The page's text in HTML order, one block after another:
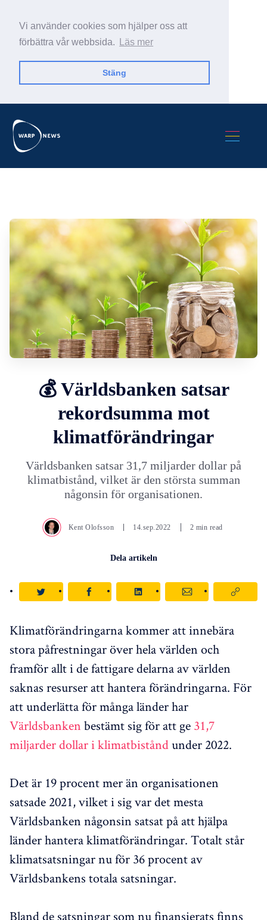
Vi använder cookies som hjälper oss att
förbättra vår webbsida.
Läs mer
Stäng
💰 Världsbanken satsar
rekordsumma mot
klimatförändringar
Världsbanken satsar 31,7 miljarder dollar på
klimatbistånd, vilket är den största summan
någonsin för organisationen.
Kent Olofsson 14.sep.2022 2 min read
Dela artikeln
Klimatförändringarna kommer att innebära
stora påfrestningar över hela världen och
framför allt i de fattigare delarna av världen
saknas resurser att hantera förändringarna. För
att underlätta för många länder har
Världsbanken bestämt sig för att ge 31,7
miljarder dollar i klimatbiståndunder 2022.
Det är 19 procent mer än organisationen
satsade 2021, vilket i sig var det mesta
Världsbanken någonsin satsat på att hjälpa
länder hantera klimatförändringar. Totalt står
klimatsatsningar nu för 36 procent av
Världsbankens totala satsningar.
Bland de satsningar som nu finansierats finns